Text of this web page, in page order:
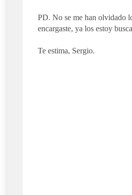
PD. No se me han olvidado
encargaste, ya los estoy
Te estima, Sergio.